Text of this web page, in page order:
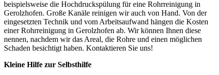
beispielsweise die Hochdruckspülung für eine Rohrreinigung in
Gerolzhofen. Große Kanäle reinigen wir auch von Hand. Von der
eingesetzten Technik und vom Arbeitsaufwand hängen die Kosten
einer Rohrreinigung in Gerolzhofen ab. Wir können Ihnen diese
nennen, nachdem wir das Areal, die Rohre und einen möglichen
Schaden besichtigt haben. Kontaktieren Sie uns!
Kleine Hilfe zur Selbsthilfe